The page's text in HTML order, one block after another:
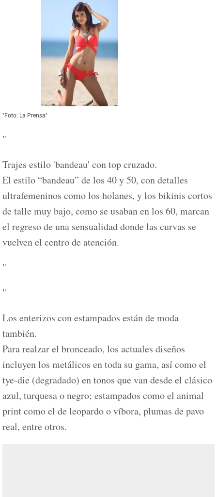
"Foto: La Prensa"
"
Trajes estilo 'bandeau' con top cruzado.
El estilo “bandeau” de los 40 y 50, con detalles
ultrafemeninos como los holanes, y los bikinis cortos
de talle muy bajo, como se usaban en los 60, marcan
el regreso de una sensualidad donde las curvas se
vuelven el centro de atención.
"
"
Los enterizos con estampados están de moda
también.
Para realzar el bronceado, los actuales diseños
incluyen los metálicos en toda su gama, así como el
tye-die (degradado) en tonos que van desde el clásico
azul, turquesa o negro; estampados como el animal
print como el de leopardo o víbora, plumas de pavo
real, entre otros.